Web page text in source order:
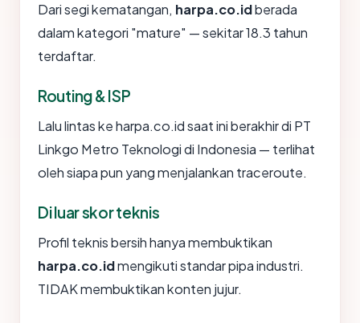
Dari segi kematangan, harpa.co.idberada
dalam kategori "mature" — sekitar 18.3 tahun
terdaftar.
Routing & ISP
Lalu lintas ke harpa.co.id saat ini berakhir di PT
Linkgo Metro Teknologi di Indonesia — terlihat
oleh siapa pun yang menjalankan traceroute.
Di luar skor teknis
Profil teknis bersih hanya membuktikan
harpa.co.idmengikuti standar pipa industri.
TIDAK membuktikan konten jujur.